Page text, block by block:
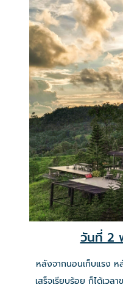
วันที่ 2
หลังจากนอนเก็บแรง ห
เสร็จเรียบร้อย ก็ได้เวล